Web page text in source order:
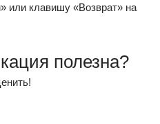
или клавишу «Возврат» на
полезна?